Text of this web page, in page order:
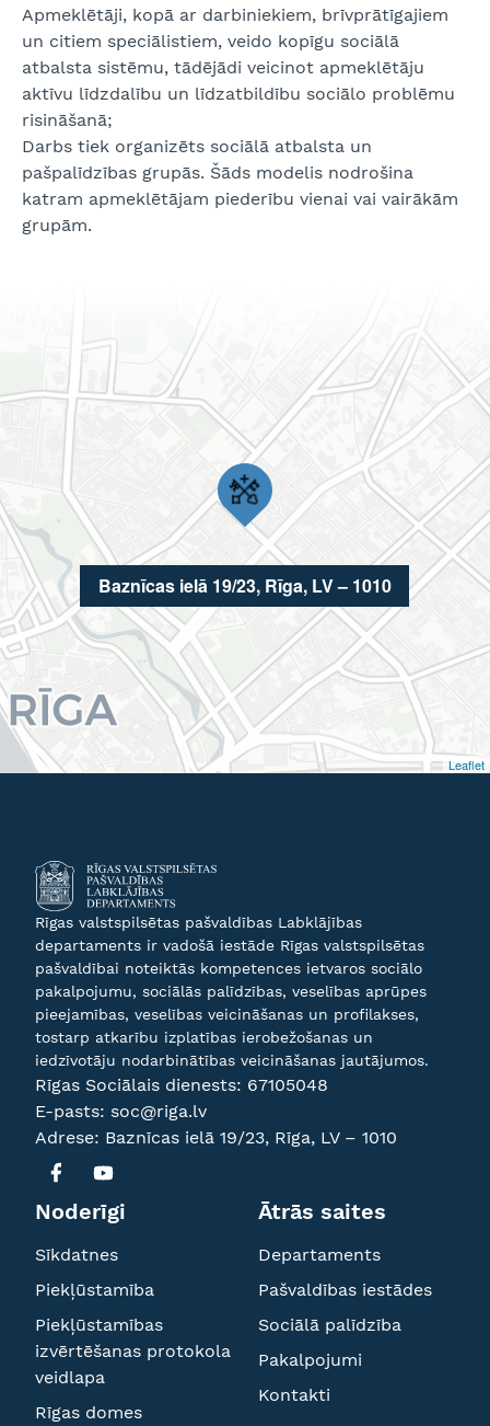
Apmeklētāji, kopā ar darbiniekiem, brīvprātīgajiem
un citiem speciālistiem, veido kopīgu sociālā
atbalsta sistēmu, tādējādi veicinot apmeklētāju
aktīvu līdzdalību un līdzatbildību sociālo problēmu
risināšanā;
Darbs tiek organizēts sociālā atbalsta un
pašpalīdzības grupās. Šāds modelis nodrošina
katram apmeklētājam piederību vienai vai vairākām
grupām.
Baznīcas ielā 19/23, Rīga, LV – 1010
Leaflet
Rīgas valstspilsētas pašvaldības Labklājības
departaments ir vadošā iestāde Rīgas valstspilsētas
pašvaldībai noteiktās kompetences ietvaros sociālo
pakalpojumu, sociālās palīdzības, veselības aprūpes
pieejamības, veselības veicināšanas un profilakses,
tostarp atkarību izplatības ierobežošanas un
iedzīvotāju nodarbinātības veicināšanas jautājumos.
Rīgas Sociālais dienests: 67105048
E-pasts: soc@riga.lv
Adrese: Baznīcas ielā 19/23, Rīga, LV – 1010
Noderīgi
Sīkdatnes
Piekļūstamība
Piekļūstamības
izvērtēšanas protokola
veidlapa
Rīgas domes
Ātrās saites
Departaments
Pašvaldības iestādes
Sociālā palīdzība
Pakalpojumi
Kontakti